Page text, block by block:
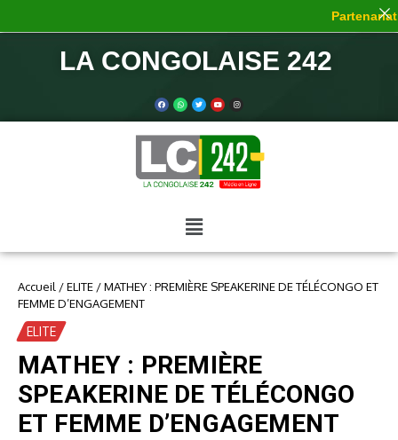
LA CONGOLAISE 242
Accueil /ELITE /MATHEY : PREMIÈRE SPEAKERINE DE TÉLÉCONGO ET
FEMME D’ENGAGEMENT
ELITE
MATHEY : PREMIÈRE
SPEAKERINE DE TÉLÉCONGO
ET FEMME D’ENGAGEMENT
Partenariat